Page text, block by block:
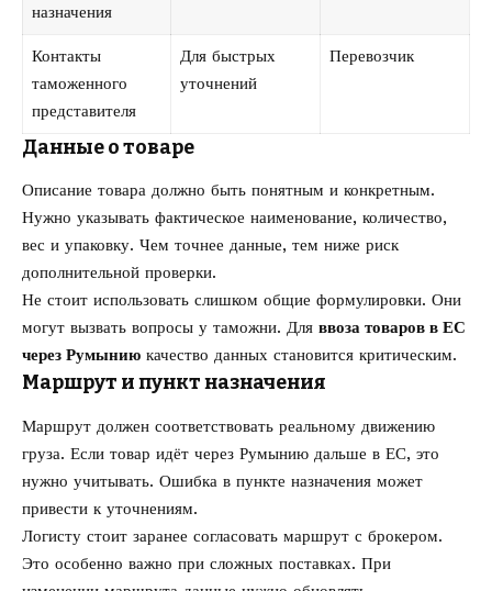
назначения
Контакты
таможенного
представителя
Для быстрых
уточнений
Перевозчик
Данные о товаре
Описание товара должно быть понятным и конкретным.
Нужно указывать фактическое наименование, количество,
вес и упаковку. Чем точнее данные, тем ниже риск
дополнительной проверки.
Не стоит использовать слишком общие формулировки. Они
могут вызвать вопросы у таможни. Для ввоза товаров в ЕС
через Румынию качество данных становится критическим.
Маршрут и пункт назначения
Маршрут должен соответствовать реальному движению
груза. Если товар идёт через Румынию дальше в ЕС, это
нужно учитывать. Ошибка в пункте назначения может
привести к уточнениям.
Логисту стоит заранее согласовать маршрут с брокером.
Это особенно важно при сложных поставках. При